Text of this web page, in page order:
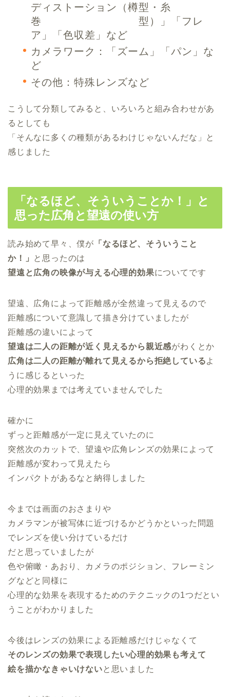
ディストーション（樽型・糸
巻 型）」「フレ
ア」「色収差」など
カメラワーク：「ズーム」「パン」な
ど
その他：特殊レンズなど
こうして分類してみると、いろいろと組み合わせがあ
るとしても
「そんなに多くの種類があるわけじゃないんだな」と
感じました
「なるほど、そういうことか！」と
思った広角と望遠の使い方
読み始めて早々、僕が 「なるほど、そういうこと
か！」 と思ったのは
望遠と広角の映像が与える心理的効果についてです
望遠、広角によって距離感が全然違って見えるので
距離感について意識して描き分けていましたが
距離感の違いによって
望遠は二人の距離が近く見えるから親近感がわくとか
広角は二人の距離が離れて見えるから拒絶しているよ
うに感じるといった
心理的効果までは考えていませんでした
確かに
ずっと距離感が一定に見えていたのに
突然次のカットで、望遠や広角レンズの効果によって
距離感が変わって見えたら
インパクトがあるなと納得しました
今までは画面のおさまりや
カメラマンが被写体に近づけるかどうかといった問題
でレンズを使い分けているだけ
だと思っていましたが
色や俯瞰・あおり、カメラのポジション、フレーミン
グなどと同様に
心理的な効果を表現するためのテクニックの1つだとい
うことがわかりました
今後はレンズの効果による距離感だけじゃなくて
そのレンズの効果で表現したい心理的効果も考えて
絵を描かなきゃいけないと思いました